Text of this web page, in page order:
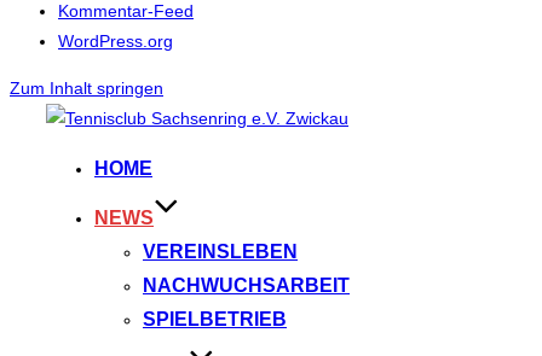
Kommentar-Feed
WordPress.org
Zum Inhalt springen
HOME
NEWS
VEREINSLEBEN
NACHWUCHSARBEIT
SPIELBETRIEB